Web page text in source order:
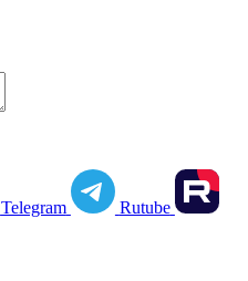
Telegram Rutube